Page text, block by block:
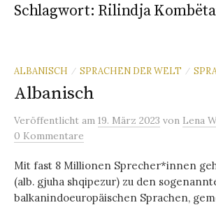
Schlagwort: Rilindja
ALBANISCH / SPRACHEN DER WELT /
Albanisch
Veröffentlicht am 19. März 2023 von Lena
0 Kommentare
Mit fast 8 Millionen Sprecher*innen
(alb. gjuha shqipezur) zu den
balkanindoeuropäischen Sprachen,